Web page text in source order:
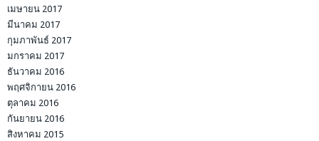
เมษายน 2017
มีนาคม 2017
กุมภาพันธ์ 2017
มกราคม 2017
ธันวาคม 2016
พฤศจิกายน 2016
ตุลาคม 2016
กันยายน 2016
สิงหาคม 2015